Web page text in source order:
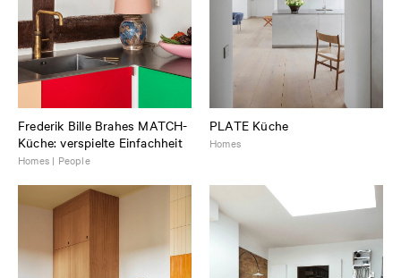
Frederik Bille Brahes MATCH-
Küche: verspielte Einfachheit
Homes | People
PLATE Küche
Homes